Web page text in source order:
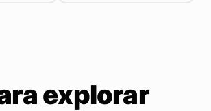
explorar